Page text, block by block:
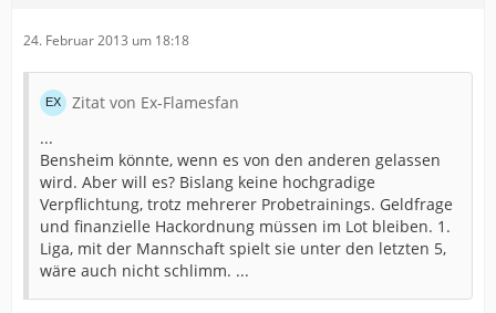
24. Februar 2013 um 18:18
Zitat von Ex-Flamesfan
...
Bensheim könnte, wenn es von den anderen gelassen
wird. Aber will es? Bislang keine hochgradige
Verpflichtung, trotz mehrerer Probetrainings. Geldfrage
und finanzielle Hackordnung müssen im Lot bleiben. 1.
Liga, mit der Mannschaft spielt sie unter den letzten 5,
wäre auch nicht schlimm. ...